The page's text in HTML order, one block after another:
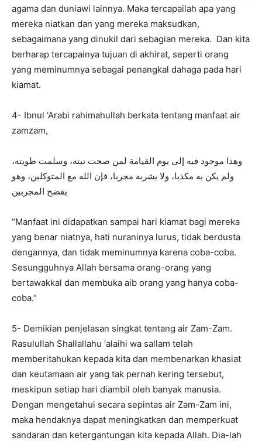
agama dan duniawi lainnya. Maka tercapailah apa yang
mereka niatkan dan yang mereka maksudkan,
sebagaimana yang dinukil dari sebagian mereka. Dan kita
berharap tercapainya tujuan di akhirat, seperti orang
yang meminumnya sebagai penangkal dahaga pada hari
kiamat.
4- Ibnul ‘Arabi rahimahullah berkata tentang manfaat air
zamzam,
وهذا موجود فيه إلى يوم القيامة لمن صحت نيته، وسلمت طويته،
ولم يكن به مكذبا، ولا يشربه مجربا، فإن الله مع المتوكلين، وهو
يفضح المجربين
“Manfaat ini didapatkan sampai hari kiamat bagi mereka
yang benar niatnya, hati nuraninya lurus, tidak berdusta
dengannya, dan tidak meminumnya karena coba-coba.
Sesungguhnya Allah bersama orang-orang yang
bertawakkal dan membuka aib orang yang hanya coba-
coba.”
5- Demikian penjelasan singkat tentang air Zam-Zam.
Rasulullah Shallallahu ‘alaihi wa sallam telah
memberitahukan kepada kita dan membenarkan khasiat
dan keutamaan air yang tak pernah kering tersebut,
meskipun setiap hari diambil oleh banyak manusia.
Dengan mengetahui secara sepintas air Zam-Zam ini,
maka hendaknya dapat meningkatkan dan memperkuat
sandaran dan ketergantungan kita kepada Allah. Dia-lah